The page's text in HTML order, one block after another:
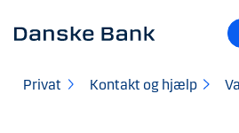
Privat Kontakt og hjælp